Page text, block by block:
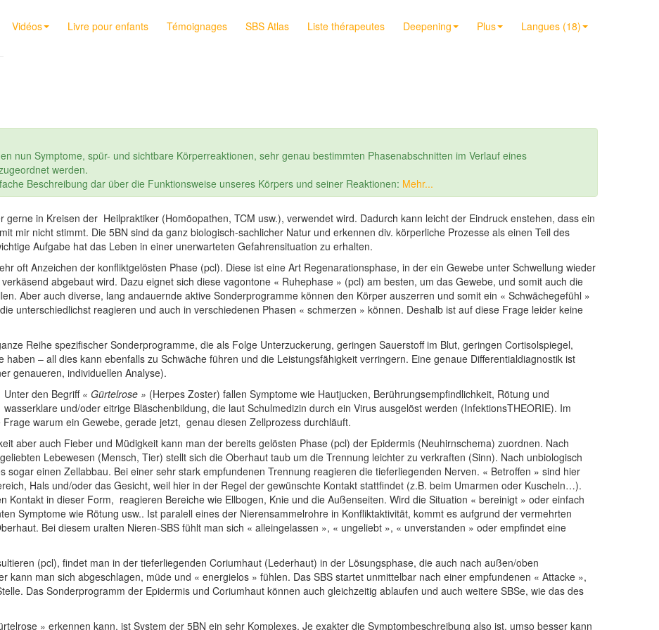
Vidéos Livre pour enfants Témoignages SBS Atlas Liste thérapeutes Deepening Plus Langues (18)
nun Symptome, spür- und sichtbare Körperreaktionen, sehr genau bestimmten Phasenabschnitten im Verlauf eines
werden.
Beschreibung dar über die Funktionsweise unseres Körpers und seiner Reaktionen: Mehr...
gerne in Kreisen der Heilpraktiker (Homöopathen, TCM usw.), verwendet wird. Dadurch kann leicht der Eindruck enstehen, dass ein
mir nicht stimmt. Die 5BN sind da ganz biologisch-sachlicher Natur und erkennen div. körperliche Prozesse als einen Teil des
Aufgabe hat das Leben in einer unerwarteten Gefahrensituation zu erhalten.
oft Anzeichen der konfliktgelösten Phase (pcl). Diese ist eine Art Regenarationsphase, in der ein Gewebe unter Schwellung wieder
abgebaut wird. Dazu eignet sich diese vagontone « Ruhephase » (pcl) am besten, um das Gewebe, und somit auch die
Aber auch diverse, lang andauernde aktive Sonderprogramme können den Körper auszerren und somit ein « Schwächegefühl »
unterschiedlichst reagieren und auch in verschiedenen Phasen « schmerzen » können. Deshalb ist auf diese Frage leider keine
Reihe spezifischer Sonderprogramme, die als Folge Unterzuckerung, geringen Sauerstoff im Blut, geringen Cortisolspiegel,
– all dies kann ebenfalls zu Schwäche führen und die Leistungsfähigkeit verringern. Eine genaue Differentialdiagnostik ist
genaueren, individuellen Analyse).
Unter den Begriff « Gürtelrose » (Herpes Zoster) fallen Symptome wie Hautjucken, Berührungsempfindlichkeit, Rötung und
wasserklare und/oder eitrige Bläschenbildung, die laut Schulmedizin durch ein Virus ausgelöst werden (InfektionsTHEORIE). Im
warum ein Gewebe, gerade jetzt, genau diesen Zellprozess durchläuft.
aber auch Fieber und Müdigkeit kann man der bereits gelösten Phase (pcl) der Epidermis (Neuhirnschema) zuordnen. Nach
Lebewesen (Mensch, Tier) stellt sich die Oberhaut taub um die Trennung leichter zu verkraften (Sinn). Nach unbiologisch
einen Zellabbau. Bei einer sehr stark empfundenen Trennung reagieren die tieferliegenden Nerven. « Betroffen » sind hier
Hals und/oder das Gesicht, weil hier in der Regel der gewünschte Kontakt stattfindet (z.B. beim Umarmen oder Kuscheln…).
Kontakt in dieser Form, reagieren Bereiche wie Ellbogen, Knie und die Außenseiten. Wird die Situation « bereinigt » oder einfach
Symptome wie Rötung usw.. Ist paralell eines der Nierensammelrohre in Konfliktaktivität, kommt es aufgrund der vermehrten
Bei diesem uralten Nieren-SBS fühlt man sich « alleingelassen », « ungeliebt », « unverstanden » oder empfindet eine
(pcl), findet man in der tieferliegenden Coriumhaut (Lederhaut) in der Lösungsphase, die auch nach außen/oben
kann man sich abgeschlagen, müde und « energielos » fühlen. Das SBS startet unmittelbar nach einer empfundenen « Attacke »,
Das Sonderprogramm der Epidermis und Coriumhaut können auch gleichzeitig ablaufen und auch weitere SBSe, wie das des
» erkennen kann, ist System der 5BN ein sehr Komplexes. Je exakter die Symptombeschreibung also ist, umso besser kann